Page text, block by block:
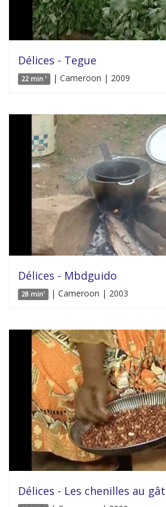
Délices - Tegue
22 min ' | Cameroon | 2009
Délices - Mbdguido
28 min' | Cameroon | 2003
Délices - Les chenilles au